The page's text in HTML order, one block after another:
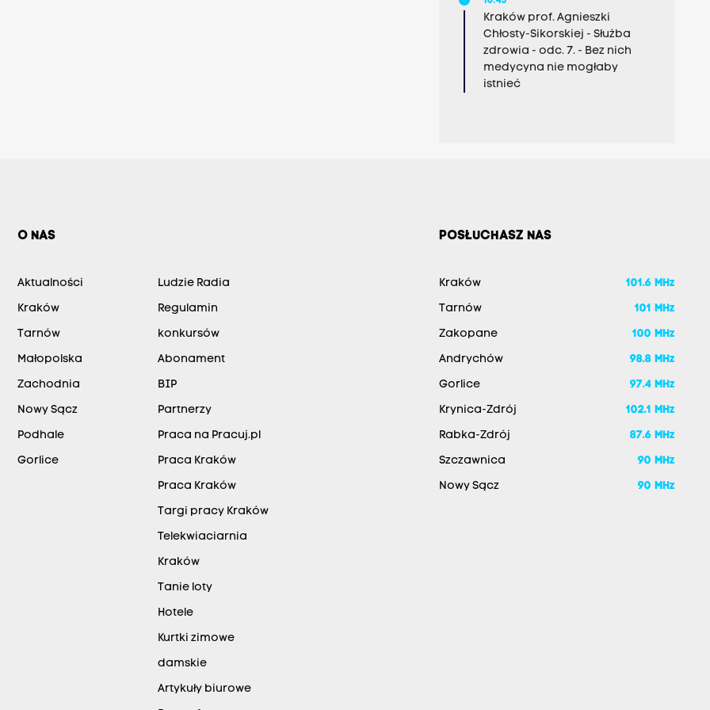
Kraków prof. Agnieszki
Chłosty-Sikorskiej - Służba
zdrowia - odc. 7. - Bez nich
medycyna nie mogłaby
istnieć
O NAS
Aktualności
Kraków
Tarnów
Małopolska
Zachodnia
Nowy Sącz
Podhale
Gorlice
Ludzie Radia
Regulamin
konkursów
Abonament
BIP
Partnerzy
Praca na Pracuj.pl
Praca Kraków
Praca Kraków
Targi pracy Kraków
Telekwiaciarnia
Kraków
Tanie loty
Hotele
Kurtki zimowe
damskie
Artykuły biurowe
POSŁUCHASZ NAS
Kraków 101.6 MHz
Tarnów 101 MHz
Zakopane 100 MHz
Andrychów 98.8 MHz
Gorlice 97.4 MHz
Krynica-Zdrój 102.1 MHz
Rabka-Zdrój 87.6 MHz
Szczawnica 90 MHz
Nowy Sącz 90 MHz